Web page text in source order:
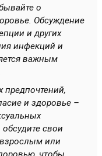
о
Обсуждение
и других
инфекций и
важным
предпочтений,
и здоровье –
свои
или